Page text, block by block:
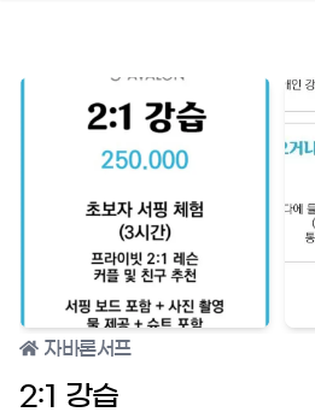
자바론서프
2:1 강습